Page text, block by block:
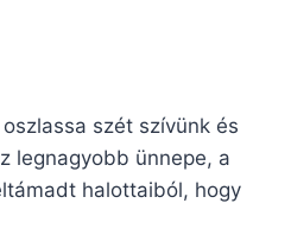
szét szívünk és
legnagyobb ünnepe, a
halottaiból, hogy